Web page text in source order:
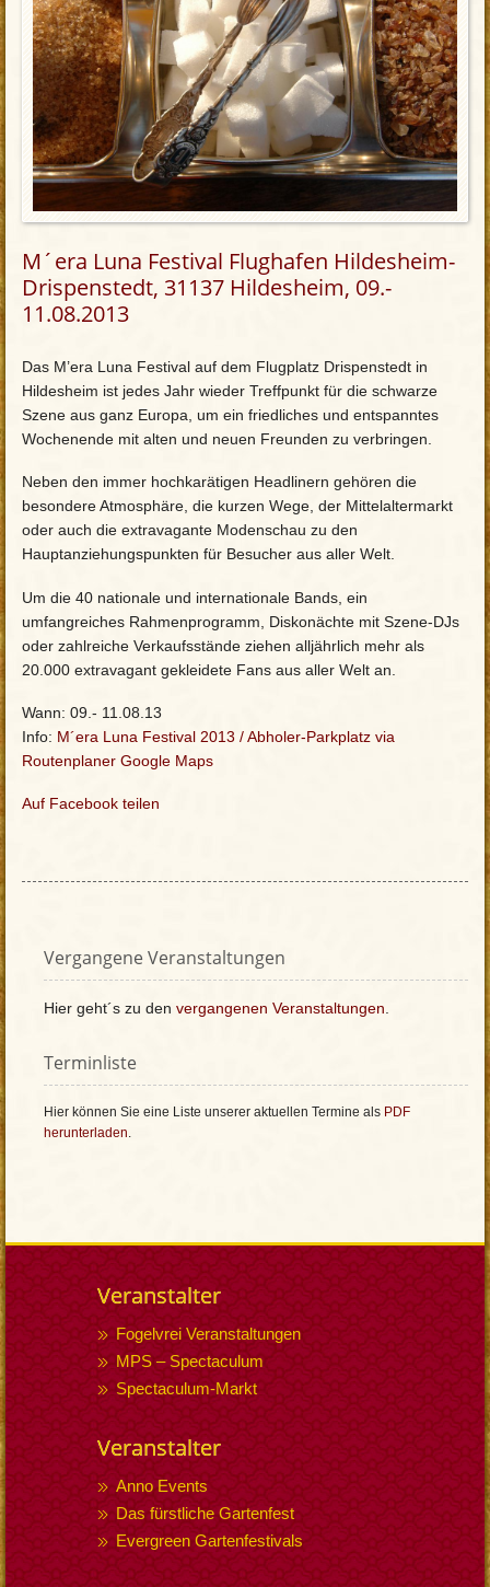
M´era Luna Festival Flughafen Hildesheim-
Drispenstedt, 31137 Hildesheim, 09.-
11.08.2013
Das M’era Luna Festival auf dem Flugplatz Drispenstedt in
Hildesheim ist jedes Jahr wieder Treffpunkt für die schwarze
Szene aus ganz Europa, um ein friedliches und entspanntes
Wochenende mit alten und neuen Freunden zu verbringen.
Neben den immer hochkarätigen Headlinern gehören die
besondere Atmosphäre, die kurzen Wege, der Mittelaltermarkt
oder auch die extravagante Modenschau zu den
Hauptanziehungspunkten für Besucher aus aller Welt.
Um die 40 nationale und internationale Bands, ein
umfangreiches Rahmenprogramm, Diskonächte mit Szene-DJs
oder zahlreiche Verkaufsstände ziehen alljährlich mehr als
20.000 extravagant gekleidete Fans aus aller Welt an.
Wann: 09.- 11.08.13
Info: M´era Luna Festival 2013 /Abholer-Parkplatz via
Routenplaner Google Maps
Auf Facebook teilen
Vergangene Veranstaltungen
Hier geht´s zu den vergangenen Veranstaltungen
Terminliste
Hier können Sie eine Liste unserer aktuellen Termine als PDF
herunterladen.
Veranstalter
Fogelvrei Veranstaltungen
MPS – Spectaculum
Spectaculum-Markt
Veranstalter
Anno Events
Das fürstliche Gartenfest
Evergreen Gartenfestivals